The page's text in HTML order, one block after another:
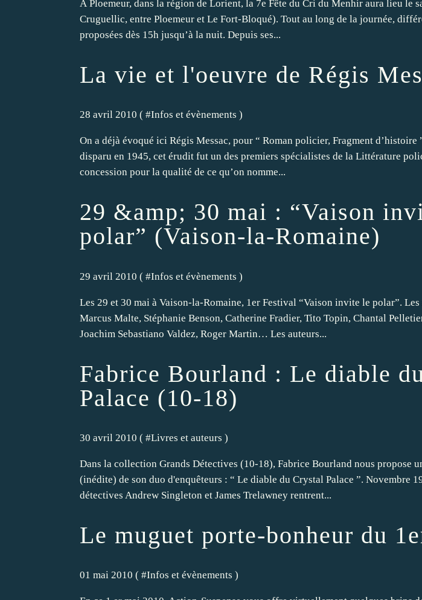
À Ploemeur, dans la région de Lorient, la 7e Fête du Cri du Menhir aura lieu le
Cruguellic, entre Ploemeur et Le Fort-Bloqué). Tout au long de la journée,
proposées dès 15h jusqu’à la nuit. Depuis ses...
La vie et l'oeuvre de Régis
28 avril 2010 ( #Infos et évènements )
On a déjà évoqué ici Régis Messac, pour “ Roman policier, Fragment
disparu en 1945, cet érudit fut un des premiers spécialistes de la Littérature
concession pour la qualité de ce qu’on nomme...
29 &amp; 30 mai : “Vaison
polar” (Vaison-la-Romaine)
29 avril 2010 ( #Infos et évènements )
Les 29 et 30 mai à Vaison-la-Romaine, 1er Festival “Vaison invite le polar”.
Marcus Malte, Stéphanie Benson, Catherine Fradier, Tito Topin, Chantal
Joachim Sebastiano Valdez, Roger Martin… Les auteurs...
Fabrice Bourland : Le diable
Palace (10-18)
30 avril 2010 ( #Livres et auteurs )
Dans la collection Grands Détectives (10-18), Fabrice Bourland nous propose
(inédite) de son duo d'enquêteurs : “ Le diable du Crystal Palace ”. Novembre
détectives Andrew Singleton et James Trelawney rentrent...
Le muguet porte-bonheur du
01 mai 2010 ( #Infos et évènements )